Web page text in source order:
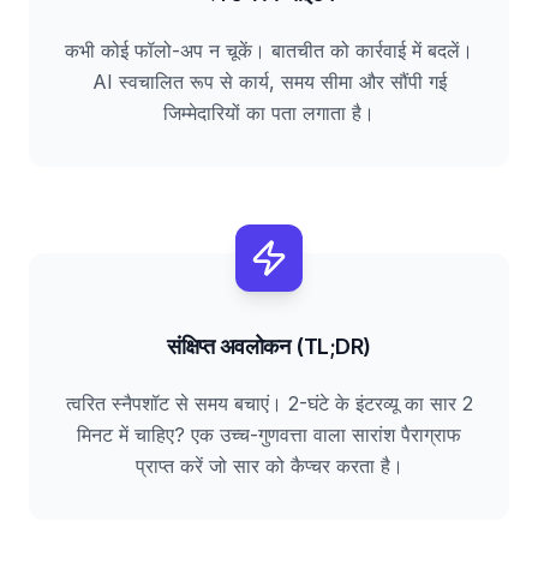
कभी कोई फॉलो-अप न चूकें। बातचीत को कार्रवाई में बदलें।
AI स्वचालित रूप से कार्य, समय सीमा और सौंपी गई
जिम्मेदारियों का पता लगाता है।
संक्षिप्त अवलोकन (TL;DR)
त्वरित स्नैपशॉट से समय बचाएं। 2-घंटे के इंटरव्यू का सार 2
मिनट में चाहिए? एक उच्च-गुणवत्ता वाला सारांश पैराग्राफ
प्राप्त करें जो सार को कैप्चर करता है।